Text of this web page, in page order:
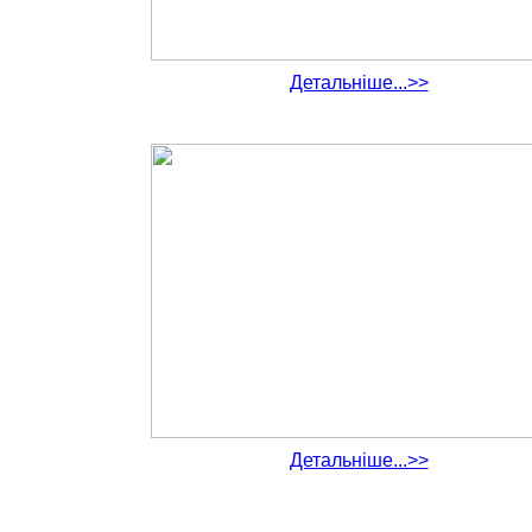
Детальніше...>>
Детальніше...>>